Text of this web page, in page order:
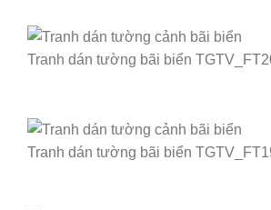
Tranh dán tường bãi biển
Tranh dán tường bãi biển